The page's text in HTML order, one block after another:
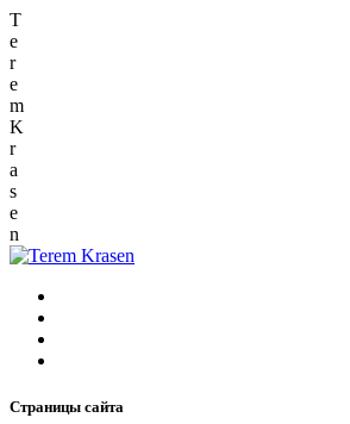
T
e
r
e
m
K
r
a
s
e
n
Страницы сайта